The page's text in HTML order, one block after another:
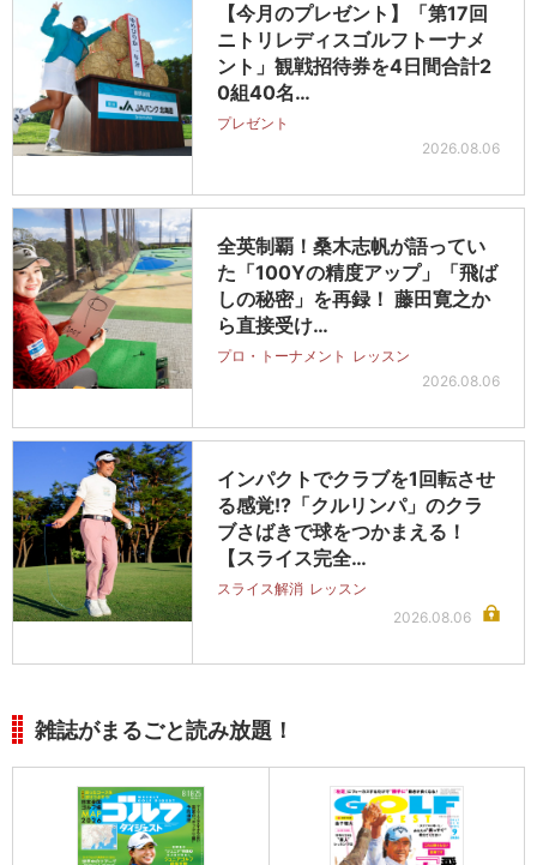
【今月のプレゼント】「第17回
ニトリレディスゴルフトーナメ
ント」観戦招待券を4日間合計2
0組40名…
プレゼント
2026.08.06
全英制覇！桑木志帆が語ってい
た「100Yの精度アップ」「飛ば
しの秘密」を再録！ 藤田寛之か
ら直接受け…
プロ・トーナメント レッスン
2026.08.06
インパクトでクラブを1回転させ
る感覚!?「クルリンパ」のクラ
ブさばきで球をつかまえる！
【スライス完全…
スライス解消 レッスン
2026.08.06
雑誌がまるごと読み放題！